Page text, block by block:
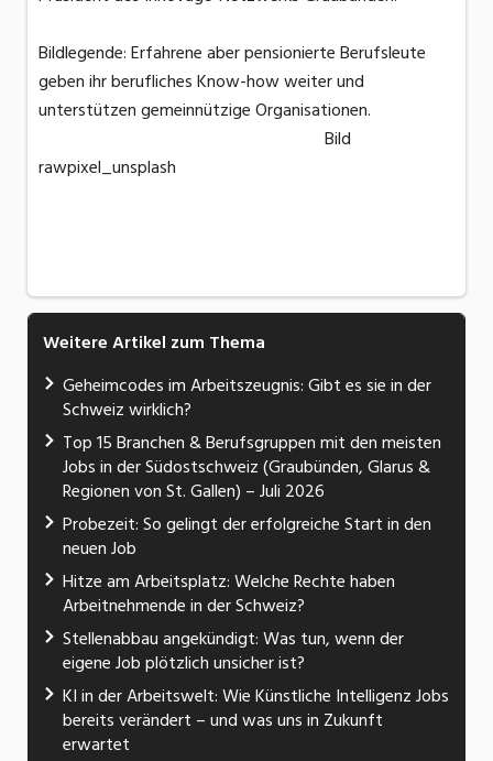
Bildlegende: Erfahrene aber pensionierte Berufsleute
geben ihr berufliches Know-how weiter und
unterstützen gemeinnützige Organisationen.
Bild
rawpixel_unsplash
Weitere Artikel zum Thema
Geheimcodes im Arbeitszeugnis: Gibt es sie in der
Schweiz wirklich?
Top 15 Branchen & Berufsgruppen mit den meisten
Jobs in der Südostschweiz (Graubünden, Glarus &
Regionen von St. Gallen) – Juli 2026
Probezeit: So gelingt der erfolgreiche Start in den
neuen Job
Hitze am Arbeitsplatz: Welche Rechte haben
Arbeitnehmende in der Schweiz?
Stellenabbau angekündigt: Was tun, wenn der
eigene Job plötzlich unsicher ist?
KI in der Arbeitswelt: Wie Künstliche Intelligenz Jobs
bereits verändert – und was uns in Zukunft
erwartet